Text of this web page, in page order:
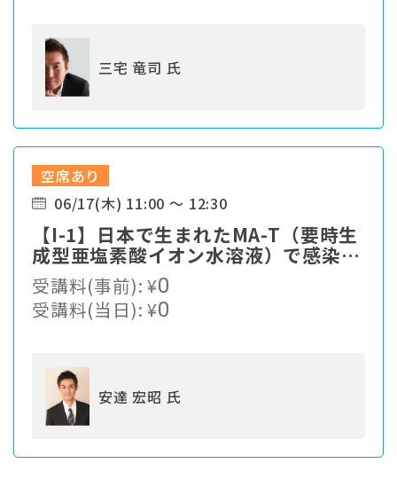
三宅 竜司 氏
空席あり
06/17(木) 11:00 ～ 12:30
【I-1】⽇本で⽣まれたMA-T（要時⽣
成型亜塩素酸イオン⽔溶液）で感染症
対策
受講料(事前):¥0
受講料(当日):¥0
安達 宏昭 氏